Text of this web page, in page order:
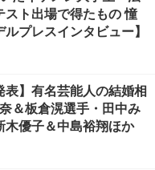
ト出場で得たもの 憧
プレスインタビュー】
表】有名芸能人の結婚相
＆板倉滉選手・田中み
優子＆中島裕翔ほか